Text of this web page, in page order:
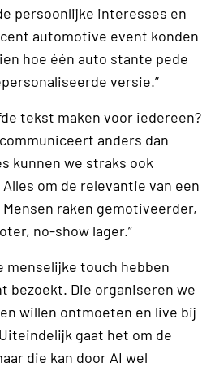
persoonlijke interesses en
automotive event konden
hoe één auto stante pede
versie.”
tekst maken voor iedereen?
anders dan
kunnen we straks ook
om de relevantie van een
raken gemotiveerder,
no-show lager.”
menselijke touch hebben
bezoekt. Die organiseren we
willen ontmoeten en live bij
gaat het om de
die kan door AI wel